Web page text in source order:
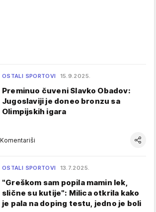
OSTALI SPORTOVI 15.9.2025.
Preminuo čuveni Slavko Obadov:
Jugoslaviji je doneo bronzu sa
Olimpijskih igara
Komentariši
OSTALI SPORTOVI 13.7.2025.
"Greškom sam popila mamin lek,
slične su kutije": Milica otkrila kako
je pala na doping testu, jedno je boli